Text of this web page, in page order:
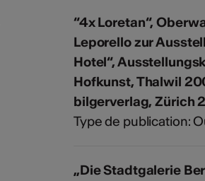
“4x Loretan“,
Leporello zur
Hotel“,
Hofkunst, Thalwil
bilgerverlag, Zürich
Type de publication:
„Die Stadtgalerie